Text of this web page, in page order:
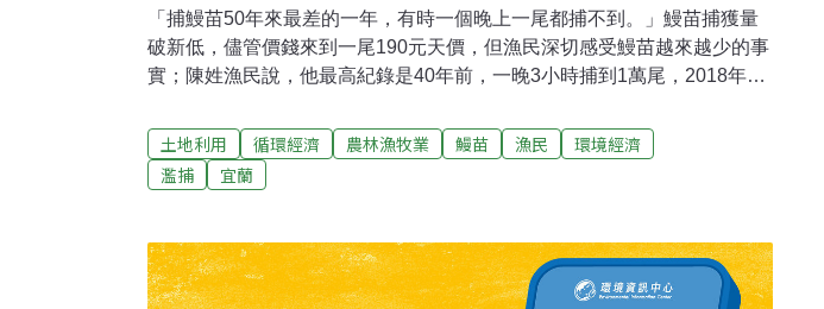
「捕鰻苗50年來最差的一年，有時一個晚上一尾都捕不到。」鰻苗捕獲量
破新低，儘管價錢來到一尾190元天價，但漁民深切感受鰻苗越來越少的事
實；陳姓漁民說，他最高紀錄是40年前，一晚3小時捕到1萬尾，2018年常
不能只在河口。縣府表示，是否管制須再討論。「延長捕苗期只會讓2019
年鰻苗更少。」50歲陳姓漁民很擔憂，他說，漁業署延長捕苗期，只會讓
2019年種鰻減少，鰻魚在淡水長大、海裡孵苗，原本應該洄游到淡水長大
出捕鰻船大肆捕撈問題，他說，原本大家都在岸邊捕鰻苗，對鰻苗捕撈數
量還不會影響太大，但開始有捕鰻船後，從離岸1公里距離、3米到12米深
度都一次撈光，已出現過度捕撈問題。陳姓漁民也提到「政府施放鰻苗方
土地利用 循環經濟 農林漁牧業 鰻苗 漁民
環境經濟
濫捕
宜蘭